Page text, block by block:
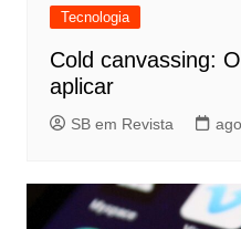
Tecnologia
Cold canvassing:
aplicar
SB em Revista